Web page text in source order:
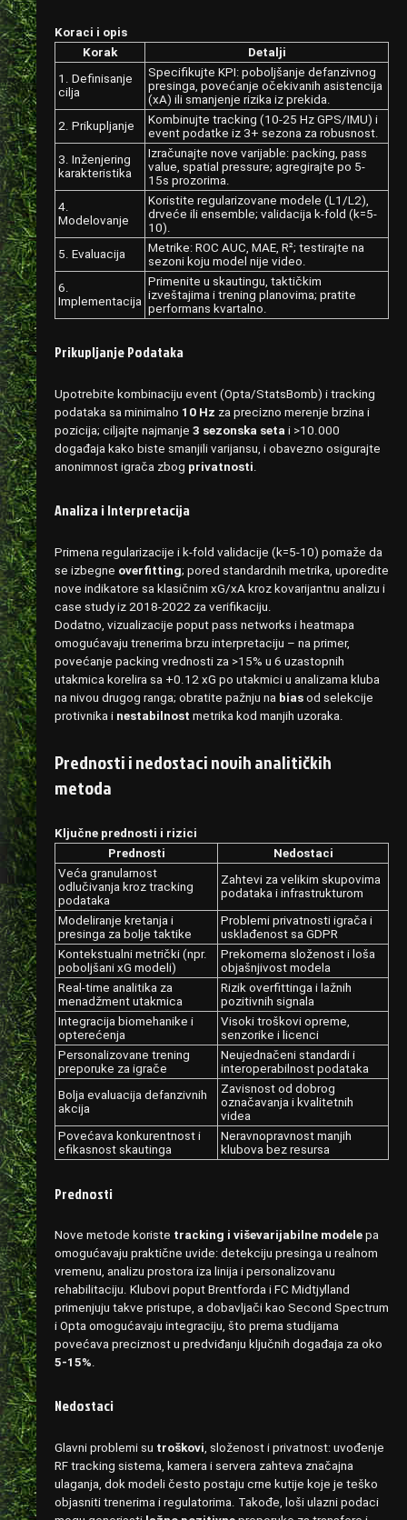
Koraci i opis
Korak
Detalji
1. Definisanje
cilja
Specifikujte KPI: poboljšanje defanzivnog
presinga, povećanje očekivanih asistencija
(xA) ili smanjenje rizika iz prekida.
2. Prikupljanje
Kombinujte tracking (10-25 Hz GPS/IMU) i
event podatke iz 3+ sezona za robusnost.
3. Inženjering
karakteristika
Izračunajte nove varijable: packing, pass
value, spatial pressure; agregirajte po 5-
15s prozorima.
4.
Modelovanje
Koristite regularizovane modele (L1/L2),
drveće ili ensemble; validacija k-fold (k=5-
10).
5. Evaluacija
Metrike: ROC AUC, MAE, R²; testirajte na
sezoni koju model nije video.
6.
Implementacija
Primenite u skautingu, taktičkim
izveštajima i trening planovima; pratite
performans kvartalno.
Prikupljanje Podataka
Upotrebite kombinaciju event (Opta/StatsBomb) i tracking
podataka sa minimalno 10 Hz za precizno merenje brzina i
pozicija; ciljajte najmanje 3 sezonska seta i >10.000
događaja kako biste smanjili varijansu, i obavezno osigurajte
anonimnost igrača zbog privatnosti.
Analiza i Interpretacija
Primena regularizacije i k‑fold validacije (k=5-10) pomaže da
se izbegne overfitting; pored standardnih metrika, uporedite
nove indikatore sa klasičnim xG/xA kroz kovarijantnu analizu i
case study iz 2018-2022 za verifikaciju.
Dodatno, vizualizacije poput pass networks i heatmapa
omogućavaju trenerima brzu interpretaciju – na primer,
povećanje packing vrednosti za >15% u 6 uzastopnih
utakmica korelira sa +0.12 xG po utakmici u analizama kluba
na nivou drugog ranga; obratite pažnju na bias od selekcije
protivnika i nestabilnost metrika kod manjih uzoraka.
Prednosti i nedostaci novih analitičkih
metoda
Ključne prednosti i rizici
Prednosti
Nedostaci
Veća granularnost
odlučivanja kroz tracking
podataka
Zahtevi za velikim skupovima
podataka i infrastrukturom
Modeliranje kretanja i
presinga za bolje taktike
Problemi privatnosti igrača i
usklađenost sa GDPR
Kontekstualni metrički (npr.
poboljšani xG modeli)
Prekomerna složenost i loša
objašnjivost modela
Real‑time analitika za
menadžment utakmica
Rizik overfittinga i lažnih
pozitivnih signala
Integracija biomehanike i
opterećenja
Visoki troškovi opreme,
senzorike i licenci
Personalizovane trening
preporuke za igrače
Neujednačeni standardi i
interoperabilnost podataka
Bolja evaluacija defanzivnih
akcija
Zavisnost od dobrog
označavanja i kvalitetnih
videa
Povećava konkurentnost i
efikasnost skautinga
Neravnopravnost manjih
klubova bez resursa
Prednosti
Nove metode koriste tracking i viševarijabilne modele pa
omogućavaju praktične uvide: detekciju presinga u realnom
vremenu, analizu prostora iza linija i personalizovanu
rehabilitaciju. Klubovi poput Brentforda i FC Midtjylland
primenjuju takve pristupe, a dobavljači kao Second Spectrum
i Opta omogućavaju integraciju, što prema studijama
povećava preciznost u predviđanju ključnih događaja za oko
5-15%.
Nedostaci
Glavni problemi su troškovi , složenost i privatnost: uvođenje
RF tracking sistema, kamera i servera zahteva značajna
ulaganja, dok modeli često postaju crne kutije koje je teško
objasniti trenerima i regulatorima. Takođe, loši ulazni podaci